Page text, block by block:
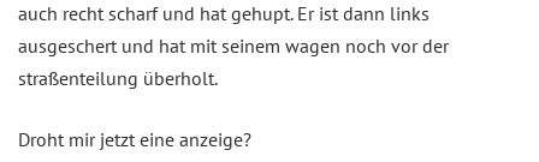
auch recht scharf und hat gehupt. Er ist dann links
ausgeschert und hat mit seinem wagen noch vor der
straßenteilung überholt.
Droht mir jetzt eine anzeige?